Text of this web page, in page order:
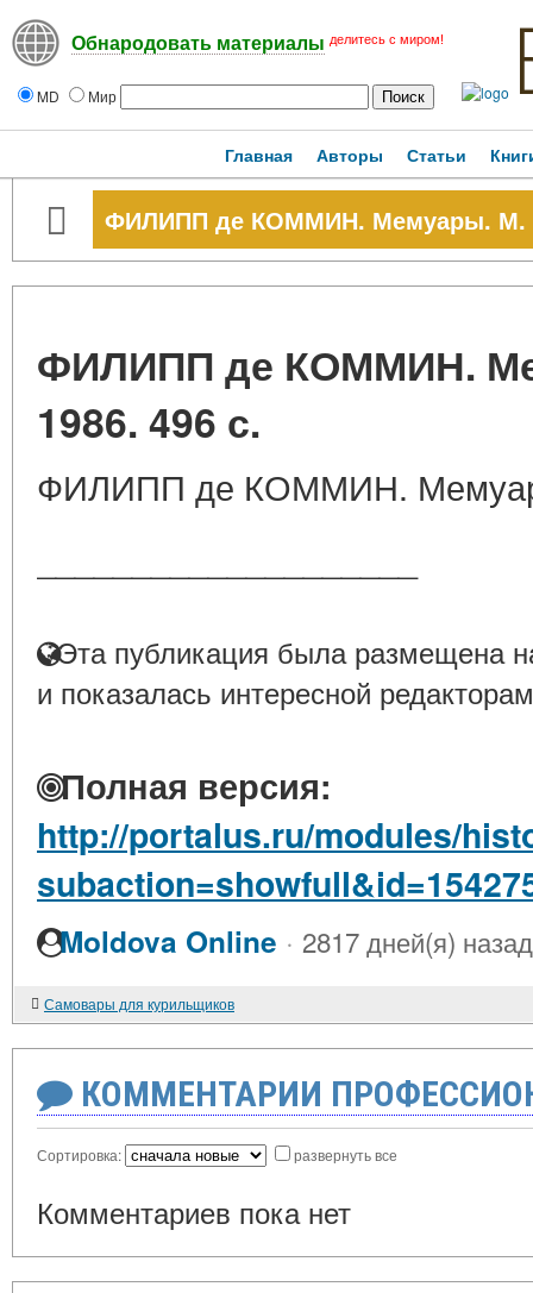
Обнародовать материалы делитесь с миром!
MD Мир
Главная Авторы Статьи
ФИЛИПП де КОММИН. Мемуары. М.
ФИЛИПП де КОММИН.
1986. 496 с.
ФИЛИПП де КОММИН.
Эта публикация была размещена
и показалась интересной
Полная версия:
http://portalus.ru/modules/
Moldova Online · 2817 дней(я) назад
Самовары для курильщиков
КОММЕНТАРИИ
Сортировка: развернуть все
Комментариев пока нет